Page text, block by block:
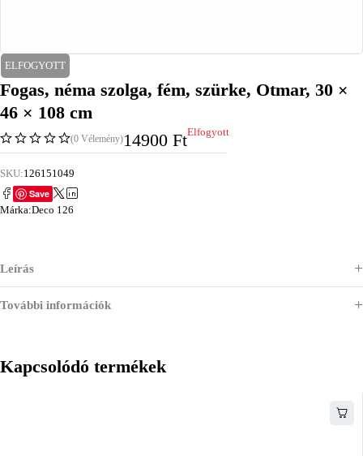
ELFOGYOTT
Fogas, néma szolga, fém, szürke, Otmar, 30 ×
46 × 108 cm
(0 Vélemény)14900 FtElfogyott
SKU:126151049
Save
Márka:Deco 126
Leírás
További információk
Kapcsolódó termékek